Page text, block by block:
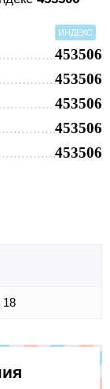
ИНДЕКС
453506
453506
453506
453506
453506
18